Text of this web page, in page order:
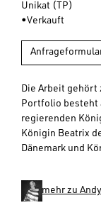
Unikat (TP)
•Verkauft
Die Arbeit gehört
Portfolio besteht
regierenden
Königin Beatrix
Dänemark und
mehr zu